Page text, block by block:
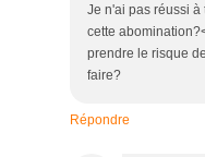
Je n'ai pas réussi
cette
prendre le risque
faire?
Répondre